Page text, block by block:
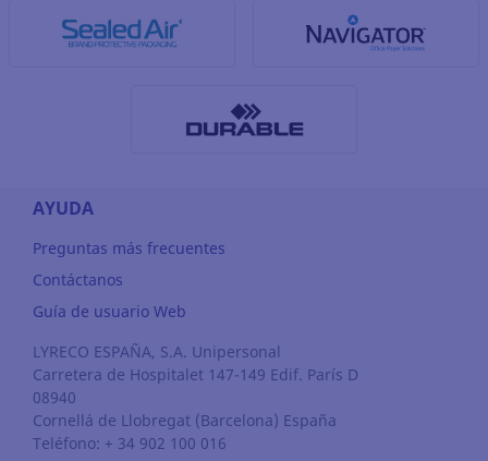
AYUDA
Preguntas más frecuentes
Contáctanos
Guía de usuario Web
LYRECO ESPAÑA, S.A. Unipersonal
Carretera de Hospitalet 147-149 Edif. París D
08940
Cornellá de Llobregat (Barcelona) España
Teléfono: + 34 902 100 016